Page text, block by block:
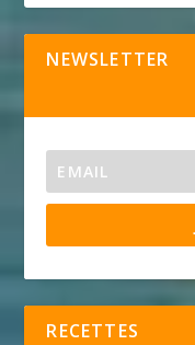
NEWSLETTER
RECETTES